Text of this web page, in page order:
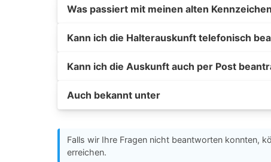
Was passiert mit meinen alten
Kann ich die Halterauskunft telefonisch
Kann ich die Auskunft auch per Post
Auch bekannt unter
Falls wir Ihre Fragen nicht beantworten konnten,
erreichen.